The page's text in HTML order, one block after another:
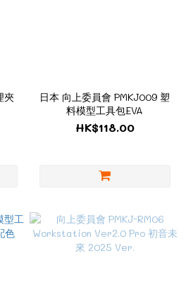
夾
日本 向上委員會 PMKJ009 塑
料模型工具包EVA
HK$118.00